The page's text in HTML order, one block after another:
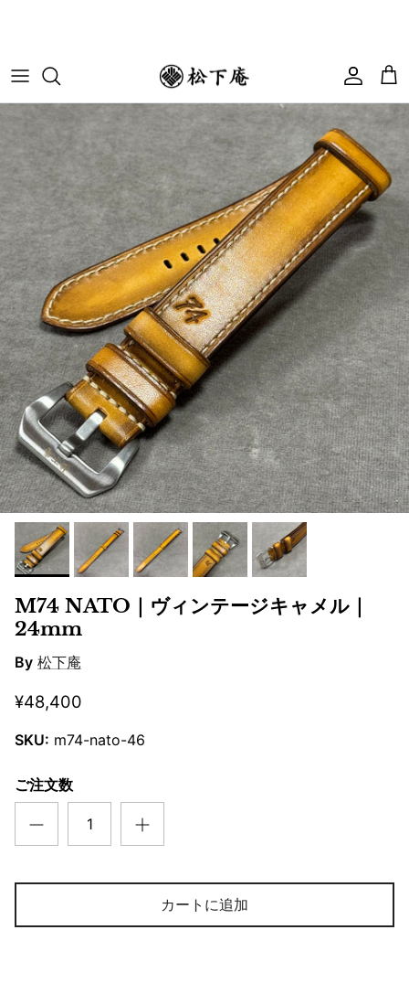
アカウ
カ
M74 NATO｜ヴィンテージキャメル｜
24mm
By 松下庵
¥48,400
SKU: m74-nato-46
ご注文数
カートに追加